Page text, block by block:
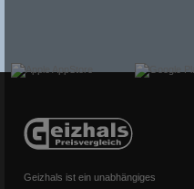
Geizhals ist ein unabhängiges